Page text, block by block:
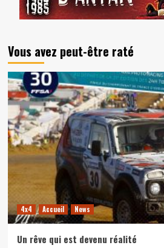
Vous avez peut-être raté
4x4 Accueil News
Un rêve qui est devenu réalité